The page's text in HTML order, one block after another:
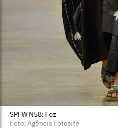
SPFW N58: Foz
Foto: Agência Fotosite